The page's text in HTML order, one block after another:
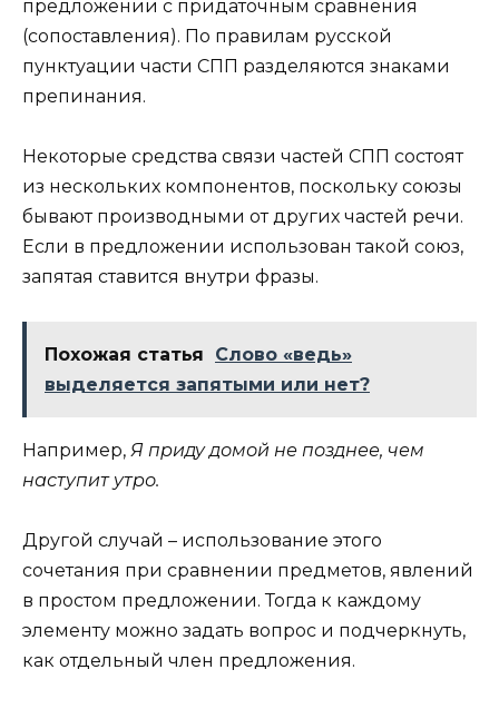
предложении с придаточным сравнения
(сопоставления). По правилам русской
пунктуации части СПП разделяются знаками
препинания.
Некоторые средства связи частей СПП состоят
из нескольких компонентов, поскольку союзы
бывают производными от других частей речи.
Если в предложении использован такой союз,
запятая ставится внутри фразы.
Похожая статья
Слово «ведь»
выделяется запятыми или нет?
Например, Я приду домой не позднее, чем
наступит утро.
Другой случай – использование этого
сочетания при сравнении предметов, явлений
в простом предложении. Тогда к каждому
элементу можно задать вопрос и подчеркнуть,
как отдельный член предложения.